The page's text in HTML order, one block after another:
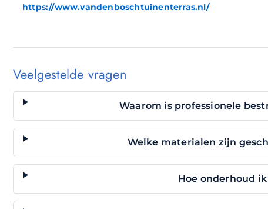
https://www.vandenboschtuinenterras.nl/
Veelgestelde vragen
Waarom is professionele
Welke materialen zijn
Hoe onderhoud